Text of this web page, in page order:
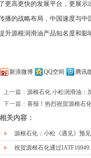
更高更快的发展平台，更展
播的战略布局，中国速度与
升源根润滑油产品知名度和
新浪微博 QQ空间 腾讯
上一篇： 源根石化 小松润滑油：
下一篇： 喜报！热烈祝贺源根石
相关内容：
源根石化：小松《遇见》预
祝贺源根石化通过